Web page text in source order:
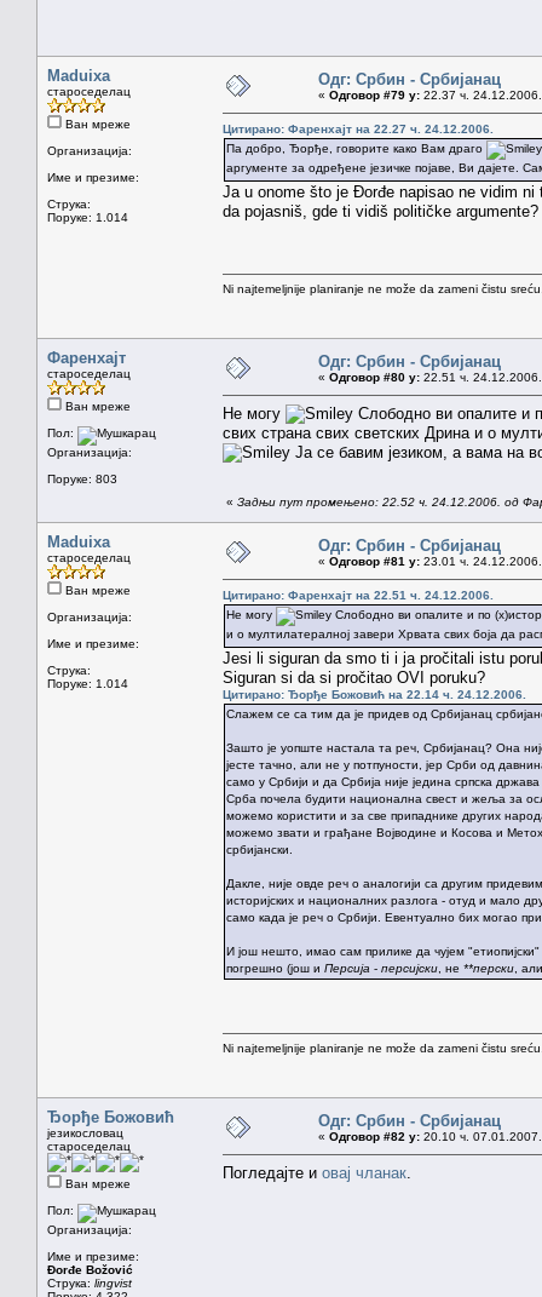
Maduixa
староседелац
Ван мреже
Организација:
Име и презиме:
Струка:
Поруке: 1.014
Одг: Србин - Србијанац
« Одговор #79 у: 22.37 ч.
Цитирано: Фаренхајт на 22.27 ч. 24.12.2006.
Па добро, Ђорђе, говорите како Вам драго
аргументе за одређене језичке појаве, Ви дајете.
Ja u onome što je Đorđe napisao ne vidim
da pojasniš, gde ti vidiš političke argumente?
Ni najtemeljnije planiranje ne može da zameni čistu
Фаренхајт
староседелац
Ван мреже
Пол:
Организација:
Поруке: 803
Одг: Србин - Србијанац
« Одговор #80 у: 22.51 ч.
Не могу
Слободно ви опалите и
свих страна свих светских Дрина и о
Ја се бавим језиком, а вама на
« Задњи пут промењено: 22.52 ч. 24.12.2006. од
Maduixa
староседелац
Ван мреже
Организација:
Име и презиме:
Струка:
Поруке: 1.014
Одг: Србин - Србијанац
« Одговор #81 у: 23.01 ч.
Цитирано: Фаренхајт на 22.51 ч. 24.12.2006.
Не могу
Слободно ви опалите и по
и о мултилатералној завери Хрвата свих боја да
Jesi li siguran da smo ti i ja pročitali istu
Siguran si da si pročitao OVI poruku?
Цитирано: Ђорђе Божовић на 22.14 ч. 24.12.2006.
Слажем се са тим да је придев од Србијанац
Зашто је уопште настала та реч, Србијанац? Она
јесте тачно, али не у потпуности, јер Срби од
само у Србији и да Србија није једина српска
Срба почела будити национална свест и жеља за
можемо користити и за све припаднике других
можемо звати и грађане Војводине и Косова и
србијански.
Дакле, није овде реч о аналогији са другим
историјских и националних разлога - отуд и мало
само када је реч о Србији. Евентуално бих могао
И још нешто, имао сам прилике да чујем
погрешно (још и Персија - персијски , не **перски ,
Ni najtemeljnije planiranje ne može da zameni čistu
Ђорђе Божовић
језикословац
староседелац
Ван мреже
Пол:
Организација:
Име и презиме:
Đorđe Božović
Струка: lingvist
Одг: Србин - Србијанац
« Одговор #82 у: 20.10 ч.
Погледајте и овај чланак